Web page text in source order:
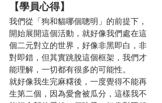
【學員心得】
我們從「狗和貓哪個聰明」的前提下，
開始展開這個活動，就好像我們處在這
個二元對立的世界，好像非黑即白，非
對即錯，但其實跳脫這個框架，我們才
能理解，一切都有很多的可能性。
就好像我生完麻糬後，一度覺得不能再
生第二個，因為愛會被瓜分，這樣我不